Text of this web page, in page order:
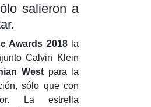
salieron a
Awards 2018la
Calvin Klein
Westpara la
sólo que con
La estrella